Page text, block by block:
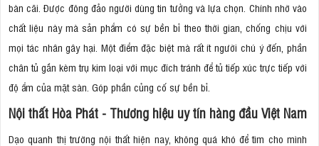
bàn cãi. Được đông đảo người dùng tin tưởng và lựa chọn. Chính nhờ vào
chất liệu này mà sản phẩm có sự bền bỉ theo thời gian, chống chịu với
mọi tác nhân gây hại. Một điểm đặc biệt mà rất ít người chú ý đến, phần
chân tủ gắn kèm trụ kim loại với mục đích tránh để tủ tiếp xúc trực tiếp với
độ ẩm của mặt sàn. Góp phần củng cố sự bền bỉ.
Nội thất Hòa Phát - Thương hiệu uy tín hàng đầu Việt Nam
Dạo quanh thị trường nội thất hiện nay, không quá khó để tìm cho mình